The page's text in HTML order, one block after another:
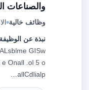
والصناعات
وظائف خالية
نبذة عن
GISw
Onall .ol 5 o
allCdlialp…